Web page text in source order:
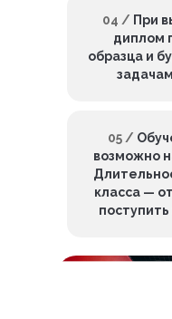
04 / При
диплом
образца и
05 /
возможно
класса —
поступить